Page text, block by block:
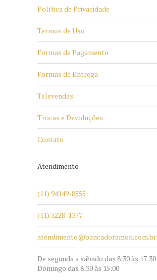
Política de Privacidade
Termos de Uso
Formas de Pagamento
Formas de Entrega
Televendas
Trocas e Devoluções
Contato
Atendimento
(11) 94149-8555
(11) 3228-1377
atendimento@bancadoramon.com.br
De segunda a sábado das 8:30 às 17:30
Domingo das 8:30 às 15:00